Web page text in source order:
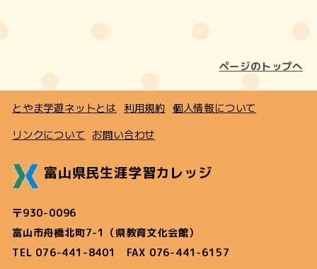
ページのトップへ
とやま学遊ネットとは 利用規約 個人情報について
リンクについて お問い合わせ
富山県民生涯学習カレッジ
〒930-0096
富山市舟橋北町7-1（県教育文化会館）
TEL 076-441-8401 FAX 076-441-6157